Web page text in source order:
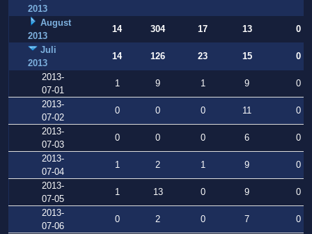
2013
August
2013
14 304 17 13
0
Juli
2013
14 126 23 15
0
2013-
07-01
1 9 1 9
0
2013-
07-02
0 0 0 11
0
2013-
07-03
0 0 0 6
0
2013-
07-04
1 2 1 9
0
2013-
07-05
1 13 0 9
0
2013-
07-06
0 2 0 7
0